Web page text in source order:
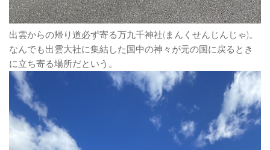
出雲からの帰り道必ず寄る万九千神社(まんくせんじんじゃ)。
なんでも出雲大社に集結した国中の神々が元の国に戻るとき
に立ち寄る場所だという。